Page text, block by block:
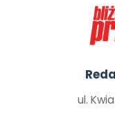
ul.